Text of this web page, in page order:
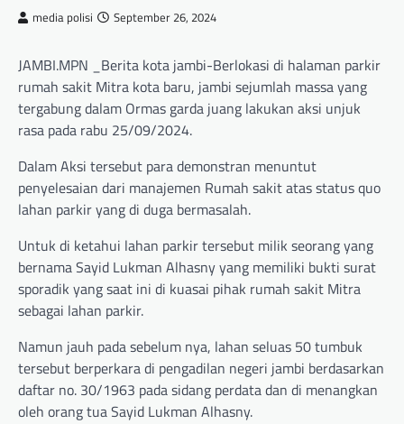
media polisi September 26, 2024
JAMBI.MPN _Berita kota jambi-Berlokasi di halaman parkir
rumah sakit Mitra kota baru, jambi sejumlah massa yang
tergabung dalam Ormas garda juang lakukan aksi unjuk
rasa pada rabu 25/09/2024.
Dalam Aksi tersebut para demonstran menuntut
penyelesaian dari manajemen Rumah sakit atas status quo
lahan parkir yang di duga bermasalah.
Untuk di ketahui lahan parkir tersebut milik seorang yang
bernama Sayid Lukman Alhasny yang memiliki bukti surat
sporadik yang saat ini di kuasai pihak rumah sakit Mitra
sebagai lahan parkir.
Namun jauh pada sebelum nya, lahan seluas 50 tumbuk
tersebut berperkara di pengadilan negeri jambi berdasarkan
daftar no. 30/1963 pada sidang perdata dan di menangkan
oleh orang tua Sayid Lukman Alhasny.